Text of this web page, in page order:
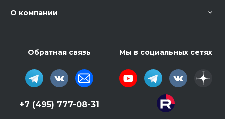
О компании
Обратная связь
+7 (495) 777-08-31
Мы в социальных сетях